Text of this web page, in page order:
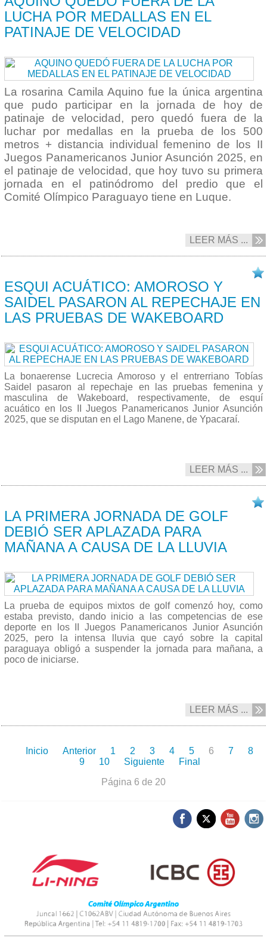
LUCHA POR MEDALLAS EN EL
PATINAJE DE VELOCIDAD
La rosarina Camila Aquino fue la única argentina
que pudo participar en la jornada de hoy de
patinaje de velocidad, pero quedó fuera de la
luchar por medallas en la prueba de los 500
metros + distancia individual femenino de los II
Juegos Panamericanos Junior Asunción 2025, en
el patinaje de velocidad, que hoy tuvo su primera
jornada en el patinódromo del predio que el
Comité Olímpico Paraguayo tiene en Luque.
LEER MÁS ...
ESQUI ACUÁTICO: AMOROSO Y
SAIDEL PASARON AL REPECHAJE EN
LAS PRUEBAS DE WAKEBOARD
La bonaerense Lucrecia Amoroso y el entrerriano Tobías
Saidel pasaron al repechaje en las pruebas femenina y
masculina de Wakeboard, respectivamente, de esquí
acuático en los II Juegos Panamericanos Junior Asunción
2025, que se disputan en el Lago Manene, de Ypacaraí.
LEER MÁS ...
LA PRIMERA JORNADA DE GOLF
DEBIÓ SER APLAZADA PARA
MAÑANA A CAUSA DE LA LLUVIA
La prueba de equipos mixtos de golf comenzó hoy, como
estaba previsto, dando inicio a las competencias de ese
deporte en los II Juegos Panamericanos Junior Asunción
2025, pero la intensa lluvia que cayó sobre la capital
paraguaya obligó a suspender la jornada para mañana, a
poco de iniciarse.
LEER MÁS ...
Inicio Anterior 1 2 3 4 5 6 7
8
9
10 Siguiente
Final
Página 6 de 20